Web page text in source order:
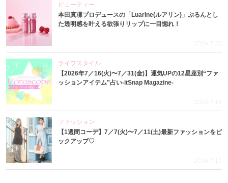
ビューティー
本田真凜プロデュースの「Luarine(ルアリン)」ぷるんとし
た透明感を叶える欲張りリップに一目惚れ！
2026.7.22
ライフスタイル
【2026年7／16(火)〜7／31(金)】運気UPの12星座別“ファ
ッションアイテム”占い-itSnap Magazine-
2026.7.16
ファッション
【1週間コーデ】7／7(火)〜7／11(土)最新ファッションをピ
ックアップ♡
2026.7.15